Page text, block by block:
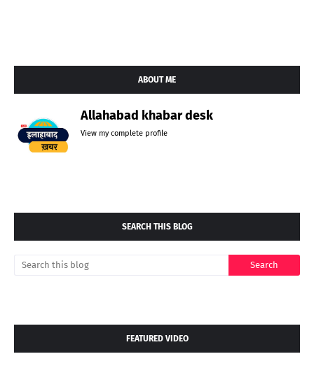
ABOUT ME
Allahabad khabar desk
View my complete profile
SEARCH THIS BLOG
FEATURED VIDEO